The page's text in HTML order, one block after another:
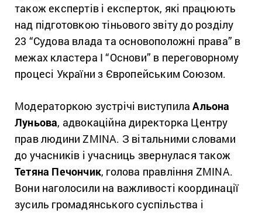
також експертів і експерток, які працюють
над підготовкою тіньового звіту до розділу
23 “Судова влада та основоположні права” в
межах кластера І “Основи” в переговорному
процесі України з Європейським Союзом.
Модераторкою зустрічі виступилаАльона
Луньова, адвокаційна директорка Центру
прав людини ZMINA. З вітальними словами
до учасників і учасниць звернулася також
Тетяна Печончик, голова правління ZMINA.
Вони наголосили на важливості координації
зусиль громадянського суспільства і